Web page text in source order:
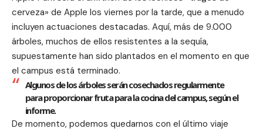
cerveza» de Apple los viernes por la tarde, que a menudo
incluyen actuaciones destacadas. Aquí, más de 9.000
árboles, muchos de ellos resistentes a la sequía,
supuestamente han sido plantados en el momento en que
el campus está terminado.
Algunos de los árboles serán cosechados regularmente
para proporcionar fruta para la cocina del campus, según el
informe.
De momento, podemos quedarnos con el último viaje